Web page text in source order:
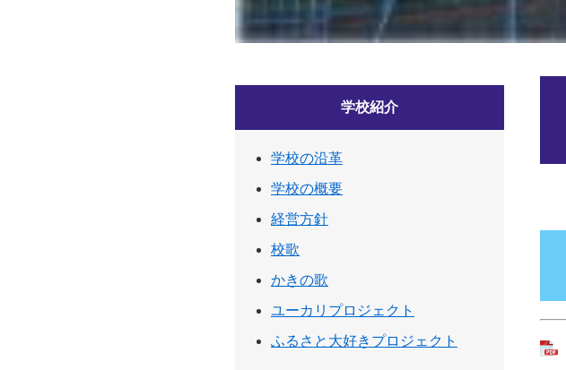
学校紹介
学校の沿革
学校の概要
経営方針
校歌
かきの歌
ユーカリプロジェクト
ふるさと大好きプロジェクト